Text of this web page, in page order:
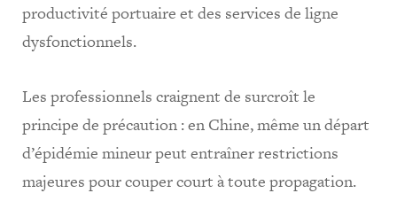
productivité portuaire et des services de ligne
dysfonctionnels.
Les professionnels craignent de surcroît le
principe de précaution : en Chine, même un départ
d’épidémie mineur peut entraîner restrictions
majeures pour couper court à toute propagation.